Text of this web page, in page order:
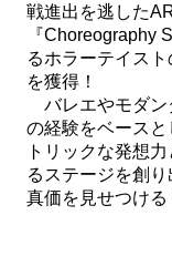
戦進出を逃した
『Choreography
るホラーテイス
を獲得！
バレエやモダン
の経験をベース
トリックな発想
るステージを創
真価を見せつける